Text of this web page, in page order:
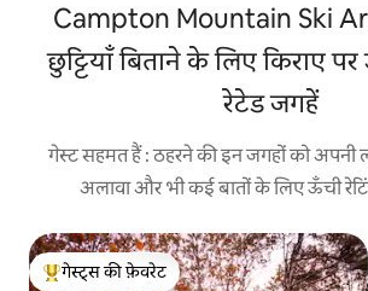
Campton Mountain Ski
छुट्टियाँ बिताने के लिए किराए
रेटेड जगहें
गेस्ट सहमत हैं : ठहरने की इन जगहों को
अलावा और भी कई बातों के लिए ऊँची
गेस्ट्स का टॉप फ़ेवरेट
गेस्ट्स की फ़ेवरेट